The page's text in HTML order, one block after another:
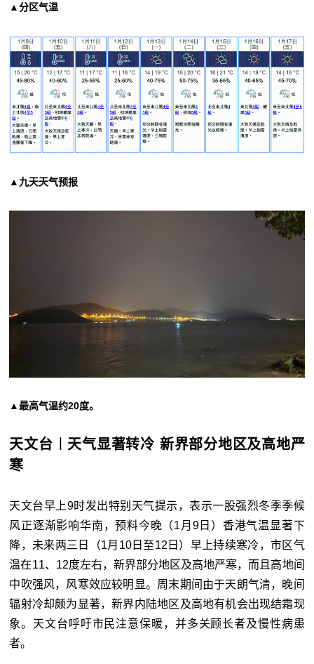
▲分区气温
▲九天天气预报
▲最高气温约20度。
天文台︱天气显著转冷 新界部分地区及高地严
寒
天文台早上9时发出特别天气提示，表示一股强烈冬季季候
风正逐渐影响华南，预料今晚（1月9日）香港气温显著下
降，未来两三日（1月10日至12日）早上持续寒冷，市区气
温在11、12度左右，新界部分地区及高地严寒，而且高地间
中吹强风，风寒效应较明显。周末期间由于天朗气清，晚间
辐射冷却颇为显著，新界内陆地区及高地有机会出现结霜现
象。天文台呼吁市民注意保暖，并多关顾长者及慢性病患
者。